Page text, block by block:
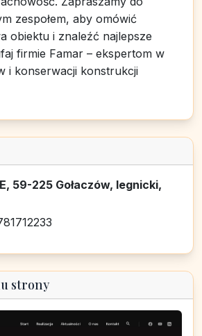
zespołem, aby omówić
obiektu i znaleźć najlepsze
firmie Famar – ekspertom w
i konserwacji konstrukcji
59-225 Gołaczów, legnicki,
strony